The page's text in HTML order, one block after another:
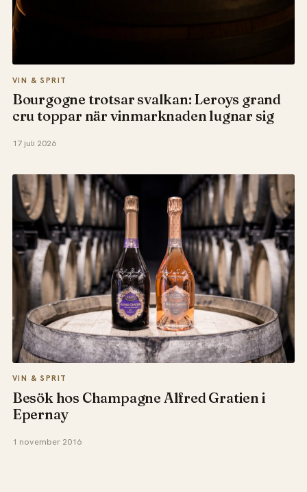
VIN & SPRIT
Bourgogne trotsar svalkan: Leroys grand
cru toppar när vinmarknaden lugnar sig
17 juli 2026
VIN & SPRIT
Besök hos Champagne Alfred Gratien i
Epernay
1 november 2016